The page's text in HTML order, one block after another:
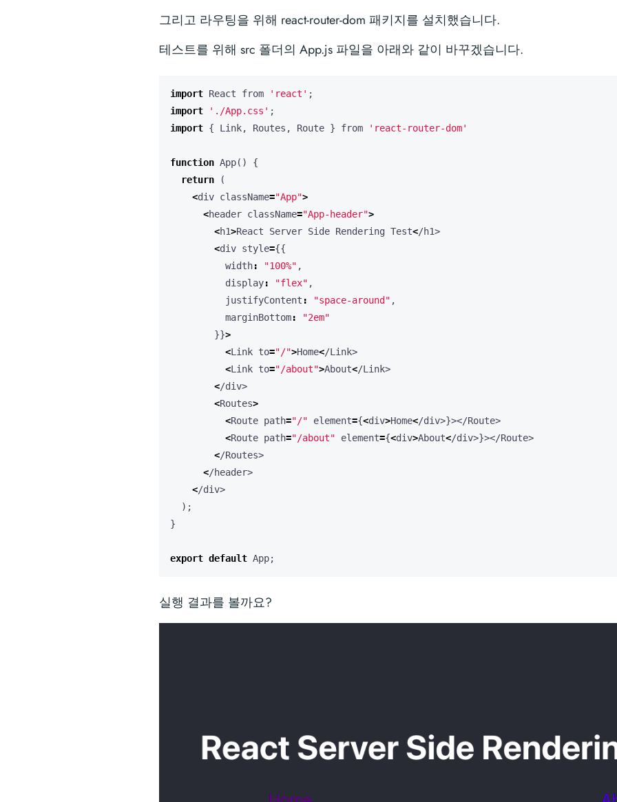
그리고 라우팅을 위해 react-router-dom 패키지를 설치했습니다.
테스트를 위해 src 폴더의 App.js 파일을 아래와 같이 바꾸겠습니다.
import React from 'react' ;
import
'./App.css' ;
import { Link, Routes , Route } from 'react-router-dom'
function App()
{
return
(
<div className="App">
<header className="App-header">
<h1>React Server Side Rendering Test</h1>
<div style={{
width: "100%" ,
display: "flex" ,
justifyContent : "space-around" ,
marginBottom:
"2em"
}}>
<Link to="/">Home</Link>
<Link to="/about">About</Link>
</div>
<Routes>
<Route path="/" element={<div>Home</div>}></Route>
<Route path="/about" element={<div>About</div>}></Route>
</Routes>
</header>
</div>
);
}
export default App;
실행 결과를 볼까요?